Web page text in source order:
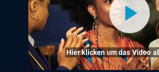
Hier klicken um das Video